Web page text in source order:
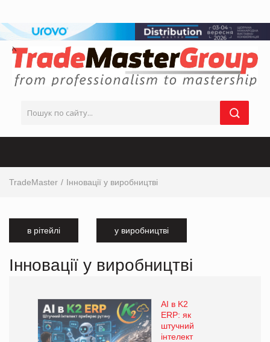
TradeMaster Інновації у виробництві
в рітейлі у виробництві
Інновації у виробництві
AI в K2
ERP: як
штучний
інтелект